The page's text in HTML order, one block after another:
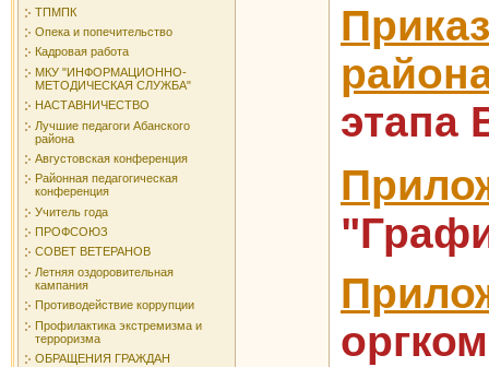
ТПМПК
Опека и попечительство
Кадровая работа
МКУ "ИНФОРМАЦИОННО-
МЕТОДИЧЕСКАЯ СЛУЖБА"
НАСТАВНИЧЕСТВО
Лучшие педагоги Абанского
района
Августовская конференция
Районная педагогическая
конференция
Учитель года
ПРОФСОЮЗ
СОВЕТ ВЕТЕРАНОВ
Летняя оздоровительная
кампания
Противодействие коррупции
Профилактика экстремизма и
терроризма
ОБРАЩЕНИЯ ГРАЖДАН
этапа